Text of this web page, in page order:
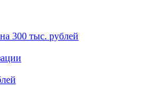
300 тыс. рублей